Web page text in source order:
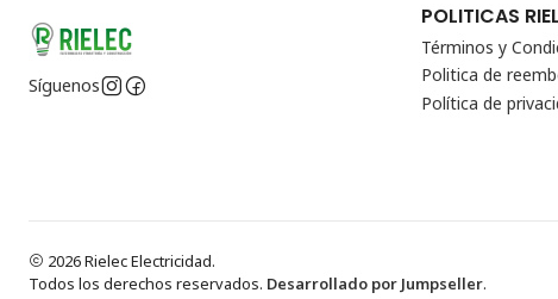
Síguenos
POLITICAS
Términos y
Politica de
Política de
2026 Rielec Electricidad.
Todos los derechos reservados. Desarrollado por Jumpseller.